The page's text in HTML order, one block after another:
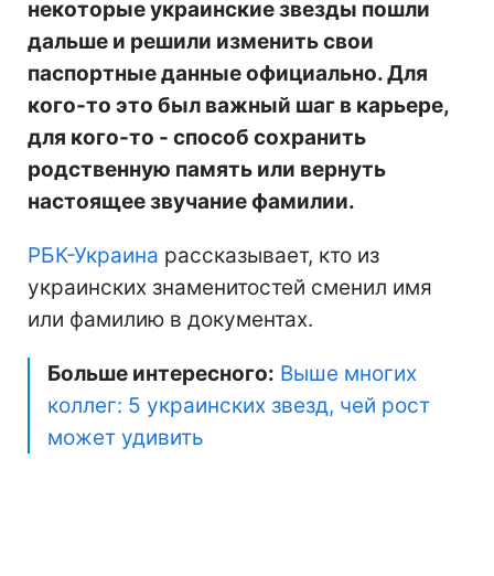
некоторые украинские звезды пошли
дальше и решили изменить свои
паспортные данные официально. Для
кого-то это был важный шаг в карьере,
для кого-то - способ сохранить
родственную память или вернуть
настоящее звучание фамилии.
РБК-Украина рассказывает, кто из
украинских знаменитостей сменил имя
или фамилию в документах.
Больше интересного: Выше многих
коллег: 5 украинских звезд, чей рост
может удивить